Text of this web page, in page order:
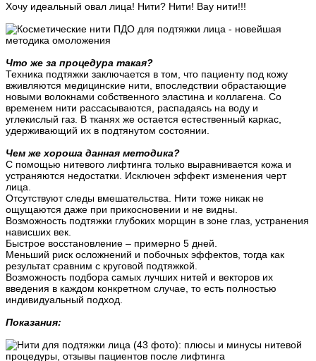
Хочу идеальный овал лица! Нити? Нити! Вау нити!!!
Что же за процедура такая?
Техника подтяжки заключается в том, что пациенту под кожу
вживляются медицинские нити, впоследствии обрастающие
новыми волокнами собственного эластина и коллагена. Со
временем нити рассасываются, распадаясь на воду и
углекислый газ. В тканях же остается естественный каркас,
удерживающий их в подтянутом состоянии.
Чем же хороша данная методика?
С помощью нитевого лифтинга только выравнивается кожа и
устраняются недостатки. Исключен эффект изменения черт
лица.
Отсутствуют следы вмешательства. Нити тоже никак не
ощущаются даже при прикосновении и не видны.
Возможность подтяжки глубоких морщин в зоне глаз, устранения
нависших век.
Быстрое восстановление – примерно 5 дней.
Меньший риск осложнений и побочных эффектов, тогда как
результат сравним с круговой подтяжкой.
Возможность подбора самых лучших нитей и векторов их
введения в каждом конкретном случае, то есть полностью
индивидуальный подход.
Показания: